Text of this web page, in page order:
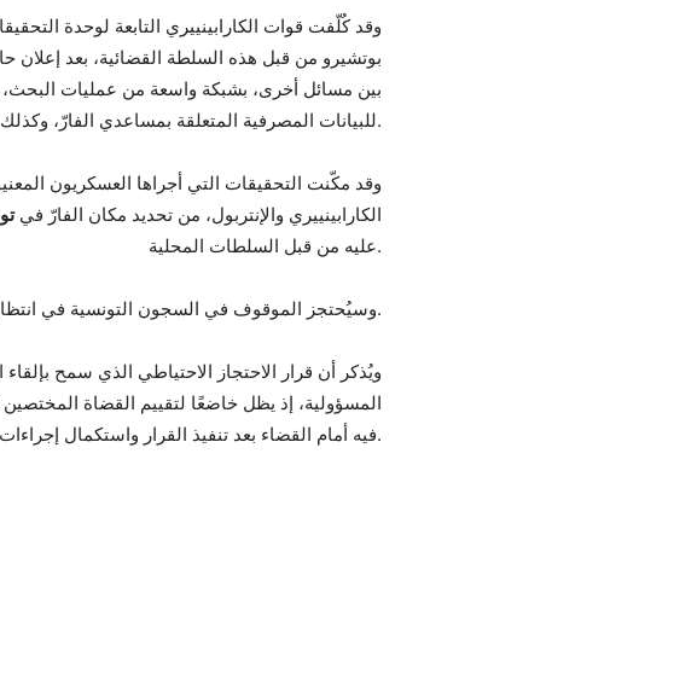
وقد كُلّفت قوات الكارابينييري التابعة لوحدة
بين مسائل أخرى، بشبكة واسعة من عمليات البحث،
للبيانات المصرفية المتعلقة بمساعدي الفارّ، وكذلك بيانات السفر الخاصة بهم.
وقد مكّنت التحقيقات التي أجراها العسكريون
الكارابينييري والإنتربول، من تحديد مكان الفارّ في
عليه من قبل السلطات المحلية.
وسيُحتجز الموقوف في السجون التونسية في.
ويُذكر أن قرار الاحتجاز الاحتياطي الذي سمح
المسؤولية، إذ يظل خاضعًا لتقييم القضاة
فيه أمام القضاء بعد تنفيذ القرار واستكمال إجراءات تسليمه إلى التراب الإيطالي.